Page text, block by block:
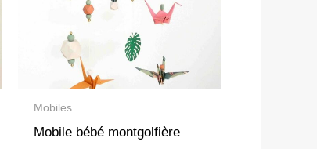
Mobiles
Mobile bébé montgolfière